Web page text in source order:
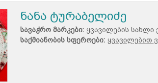
ნანა ტურაბელიძე
სავაჭრო მარკები: ყვავილების სახლი
საქმიანობის სფეროები: ყვავილებით